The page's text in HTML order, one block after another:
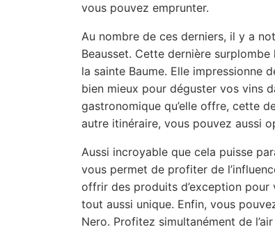
vous pouvez emprunter.
Au nombre de ces derniers, il y a
Beausset. Cette dernière
la sainte Baume. Elle impressionne
bien mieux pour déguster vos vins
gastronomique qu’elle offre, cette
autre itinéraire, vous pouvez aussi
Aussi incroyable que cela puisse
vous permet de profiter de
offrir des produits d’exception
tout aussi unique. Enfin, vous
Nero. Profitez simultanément de